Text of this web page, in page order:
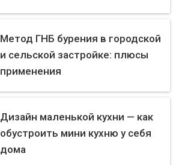
Метод ГНБ бурения в городской
и сельской застройке: плюсы
применения
Дизайн маленькой кухни — как
обустроить мини кухню у себя
дома